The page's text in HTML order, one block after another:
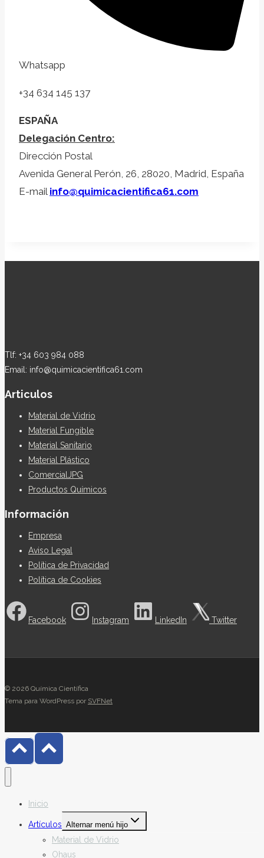
Whatsapp
+34 634 145 137
ESPAÑA
Delegación Centro:
Dirección Postal
Avenida General Perón, 26, 28020, Madrid, España
E-mail info@quimicacientifica61.com
Tlf: +34 603 984 088
Email: info@quimicacientifica61.com
Articulos
Material de Vidrio
Material Fungible
Material Sanitario
Material Plástico
ComercialJPG
Productos Químicos
Información
Empresa
Aviso Legal
Política de Privacidad
Política de Cookies
Facebook Instagram LinkedIn Twitter
© 2026 Química Científica
Tema para WordPress por SVFNet
Inicio
Artículos Alternar menú hijo
Material de Vidrio
Ohaus